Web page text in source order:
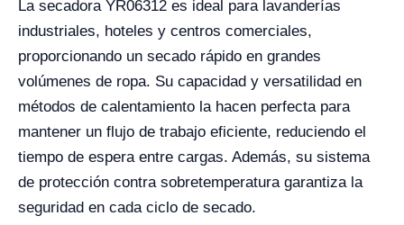
La secadora YR06312 es ideal para lavanderías
industriales, hoteles y centros comerciales,
proporcionando un secado rápido en grandes
volúmenes de ropa. Su capacidad y versatilidad en
métodos de calentamiento la hacen perfecta para
mantener un flujo de trabajo eficiente, reduciendo el
tiempo de espera entre cargas. Además, su sistema
de protección contra sobretemperatura garantiza la
seguridad en cada ciclo de secado.